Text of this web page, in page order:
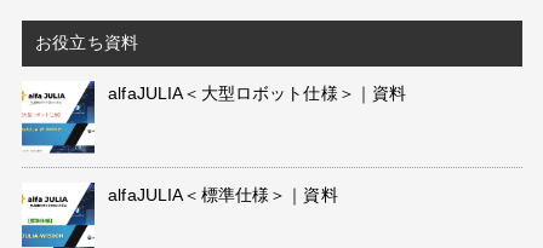
お役立ち資料
alfaJULIA＜大型ロボット仕様＞｜資料
alfaJULIA＜標準仕様＞｜資料